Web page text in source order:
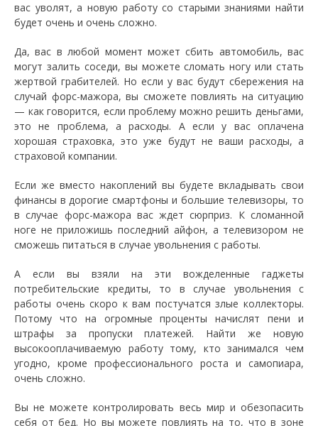
вас уволят, а новую работу со старыми знаниями найти
будет очень и очень сложно.
Да, вас в любой момент может сбить автомобиль, вас
могут залить соседи, вы можете сломать ногу или стать
жертвой грабителей. Но если у вас будут сбережения на
случай форс-мажора, вы сможете повлиять на ситуацию
— как говорится, если проблему можно решить деньгами,
это не проблема, а расходы. А если у вас оплачена
хорошая страховка, это уже будут не ваши расходы, а
страховой компании.
Если же вместо накоплений вы будете вкладывать свои
финансы в дорогие смартфоны и большие телевизоры, то
в случае форс-мажора вас ждет сюрприз. К сломанной
ноге не приложишь последний айфон, а телевизором не
сможешь питаться в случае увольнения с работы.
А если вы взяли на эти вожделенные гаджеты
потребительские кредиты, то в случае увольнения с
работы очень скоро к вам постучатся злые коллекторы.
Потому что на огромные проценты начислят пени и
штрафы за пропуски платежей. Найти же новую
высокооплачиваемую работу тому, кто занимался чем
угодно, кроме профессионального роста и самопиара,
очень сложно.
Вы не можете контролировать весь мир и обезопасить
себя от бед. Но вы можете повлиять на то, что в зоне